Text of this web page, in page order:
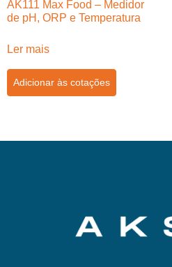
AK111 Max Food – Medidor
de pH, ORP e Temperatura
Ler mais
Adicionar às cotações